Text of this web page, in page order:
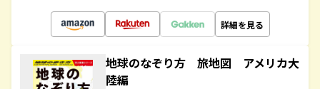
詳細を見る
地球のなぞり方 旅地図 アメリカ大
陸編